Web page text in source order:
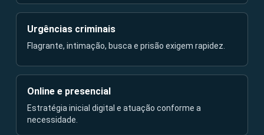
Urgências criminais
Flagrante, intimação, busca e prisão exigem rapidez.
Online e presencial
Estratégia inicial digital e atuação conforme a
necessidade.